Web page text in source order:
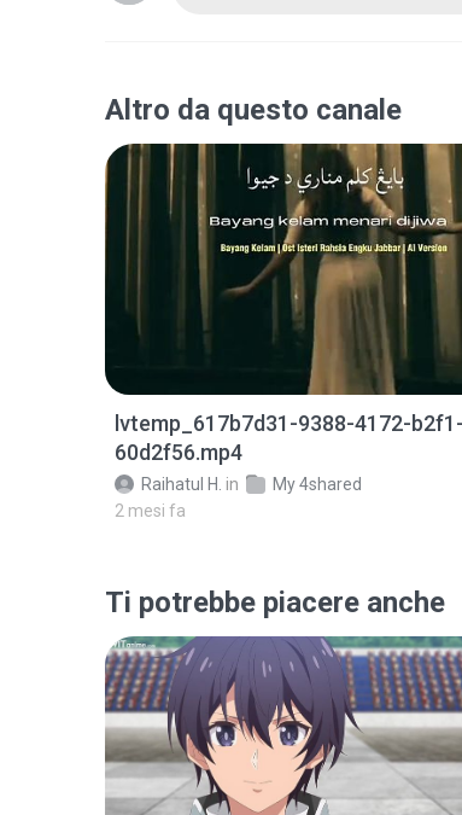
Altro da questo canale
lvtemp_617b7d31-9388-4172-
60d2f56.mp4
Raihatul H. in
My 4shared
2 mesi fa
Ti potrebbe piacere anche